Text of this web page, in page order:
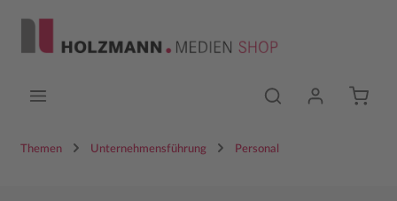
Themen Unternehmensführung Personal